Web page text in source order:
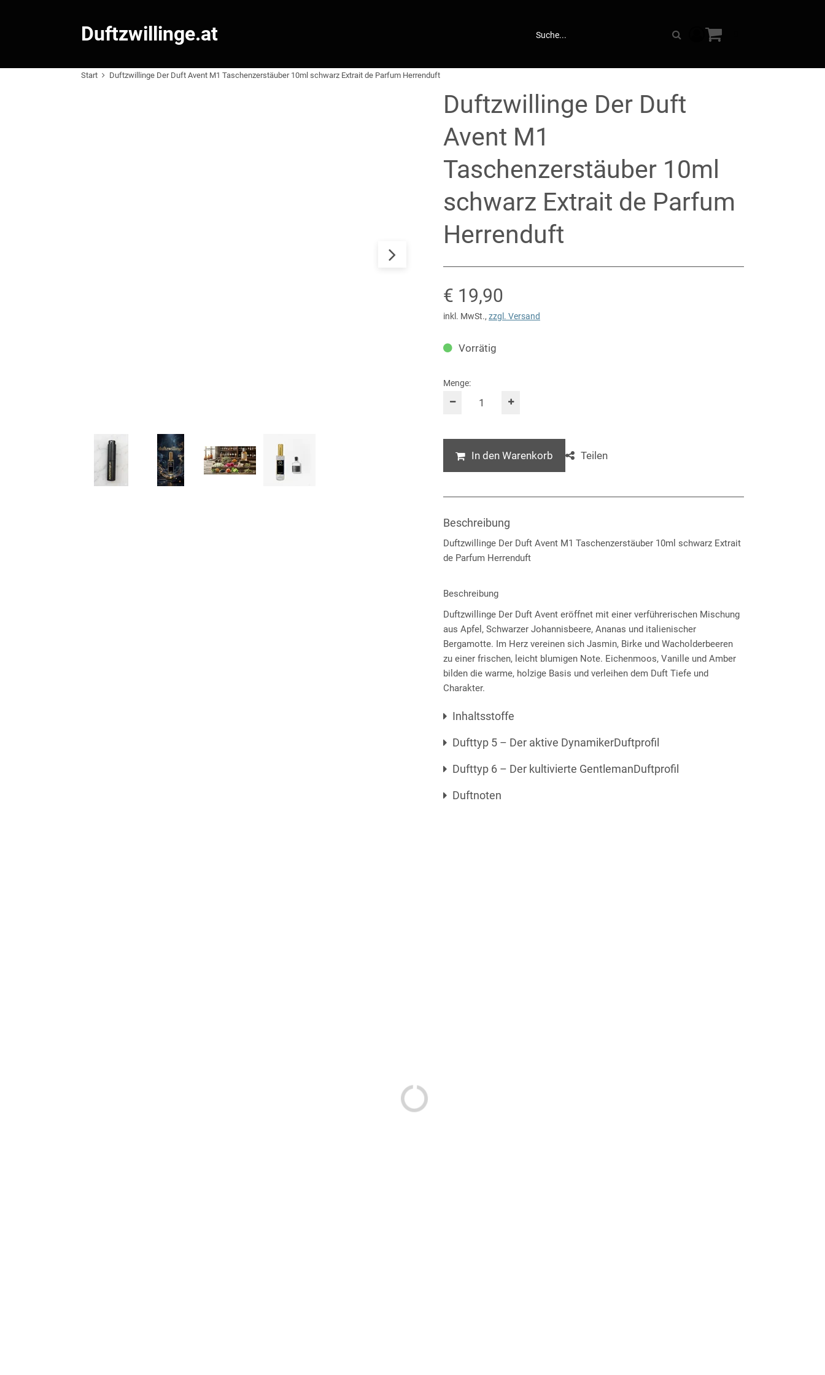
Duftzwillinge.at Warenkorb anzeigen.
Start Duftzwillinge Der Duft Avent M1 Taschenzerstäuber 10ml schwarz Extrait de Parfum Herrenduft
Duftzwillinge Der Duft
Avent M1
Taschenzerstäuber 10ml
schwarz Extrait de Parfum
Herrenduft
Verkaufspreis: € 19,90
€ 19,90
inkl. MwSt., zzgl. Versand
Vorrätig
Menge:
In den Warenkorb Teilen
Beschreibung
Duftzwillinge Der Duft Avent M1 Taschenzerstäuber 10ml schwarz Extrait
de Parfum Herrenduft
Beschreibung
Duftzwillinge Der Duft Avent eröffnet mit einer verführerischen Mischung
aus Apfel, Schwarzer Johannisbeere, Ananas und italienischer
Bergamotte. Im Herz vereinen sich Jasmin, Birke und Wacholderbeeren
zu einer frischen, leicht blumigen Note. Eichenmoos, Vanille und Amber
bilden die warme, holzige Basis und verleihen dem Duft Tiefe und
Charakter.
Inhaltsstoffe
Dufttyp 5 – Der aktive DynamikerDuftprofil
Dufttyp 6 – Der kultivierte GentlemanDuftprofil
Duftnoten